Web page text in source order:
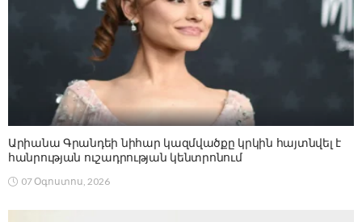
Արիանա Գրանդեի նիհար կազմվածքը կրկին հայտնվել է
հանրության ուշադրության կենտրոնում
07 Օգոստոս, 2026